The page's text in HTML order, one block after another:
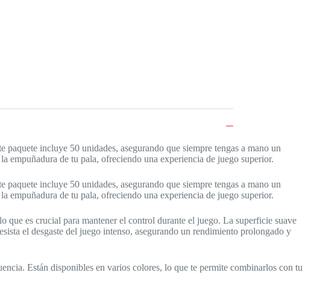
incluye 50 unidades, asegurando que siempre tengas a mano un
empuñadura de tu pala, ofreciendo una experiencia de juego superior.
incluye 50 unidades, asegurando que siempre tengas a mano un
empuñadura de tu pala, ofreciendo una experiencia de juego superior.
es crucial para mantener el control durante el juego. La superficie suave
el desgaste del juego intenso, asegurando un rendimiento prolongado y
Están disponibles en varios colores, lo que te permite combinarlos con tu